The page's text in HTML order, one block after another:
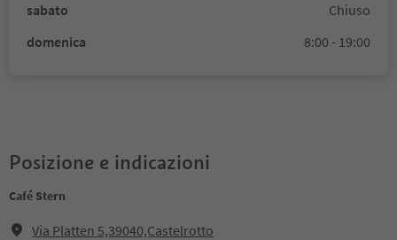
sabato
Chiuso
domenica
8:00 - 19:00
Posizione e indicazioni
Café Stern
Via Platten 5,39040,Castelrotto